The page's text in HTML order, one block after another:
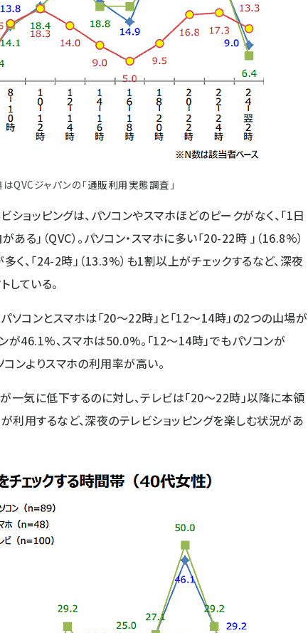
QVCジャパンの「通販利用実態調査 」
ョッピングは、パソコンやスマホほどのピークがなく、「1日
る」（QVC）。パソコン・スマホに多い「20-22時 」（16.8%）
く、「24-2時」（13.3%）も1割以上がチェックするなど、深夜
している。
ソコンとスマホは「20～22時」と「12～14時」の2つの山場が
が46.1%、スマホは50.0%。「12～14時」でもパソコンが
ンよりスマホの利用率が高い。
一気に低下するのに対し、テレビは「20～22時」以降に本領
利用するなど、深夜のテレビショッピングを楽しむ状況があ